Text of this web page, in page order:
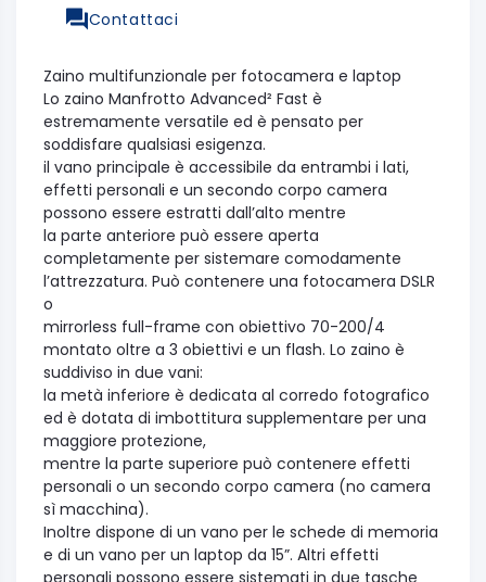
Contattaci
Zaino multifunzionale per fotocamera e laptop
Lo zaino Manfrotto Advanced² Fast è
estremamente versatile ed è pensato per
soddisfare qualsiasi esigenza.
il vano principale è accessibile da entrambi i lati,
effetti personali e un secondo corpo camera
possono essere estratti dall’alto mentre
la parte anteriore può essere aperta
completamente per sistemare comodamente
l’attrezzatura. Può contenere una fotocamera DSLR
o
mirrorless full-frame con obiettivo 70-200/4
montato oltre a 3 obiettivi e un flash. Lo zaino è
suddiviso in due vani:
la metà inferiore è dedicata al corredo fotografico
ed è dotata di imbottitura supplementare per una
maggiore protezione,
mentre la parte superiore può contenere effetti
personali o un secondo corpo camera (no camera
sì macchina).
Inoltre dispone di un vano per le schede di memoria
e di un vano per un laptop da 15”. Altri effetti